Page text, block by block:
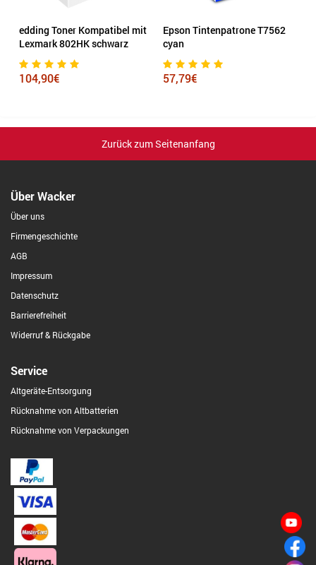
edding Toner Kompatibel mit
Lexmark 802HK schwarz
104,90€
Epson Tintenpatrone T7562
cyan
57,79€
Zurück zum Seitenanfang
Über Wacker
Über uns
Firmengeschichte
AGB
Impressum
Datenschutz
Barrierefreiheit
Widerruf & Rückgabe
Service
Altgeräte-Entsorgung
Rücknahme von Altbatterien
Rücknahme von Verpackungen